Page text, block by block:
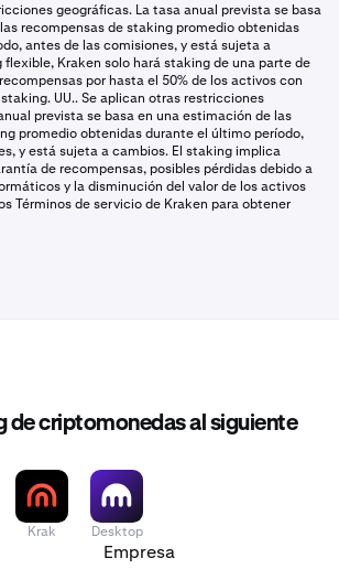
geográficas. La tasa anual prevista se basa
recompensas de staking promedio obtenidas
antes de las comisiones, y está sujeta a
flexible, Kraken solo hará staking de una parte de
por hasta el 50% de los activos con
UU.. Se aplican otras restricciones
prevista se basa en una estimación de las
promedio obtenidas durante el último período,
y está sujeta a cambios. El staking implica
de recompensas, posibles pérdidas debido a
y la disminución del valor de los activos
Términos de servicio de Kraken para obtener
de criptomonedas al siguiente
Krak Desktop
Empresa